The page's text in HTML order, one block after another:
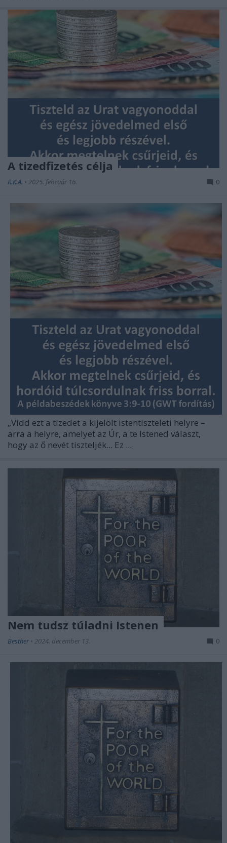
A tizedfizetés célja
R.K.A. • 2025. február 16. 0
„Vidd ezt a tizedet a kijelölt istentiszteleti helyre –
arra a helyre, amelyet az Úr, a te Istened választ,
hogy az ő nevét tiszteljék... Ez ...
Nem tudsz túladni Istenen
Besther • 2024. december 13. 0